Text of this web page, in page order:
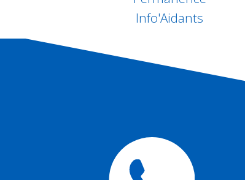
Info'Aidants